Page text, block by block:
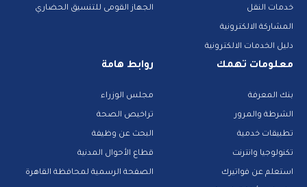
خدمات النقل
المشاركة الالكترونية
دليل الخدمات الالكترونية
الجهاز القومى للتنسيق الحضاري
معلومات تهمك
بنك المعرفة
الشرطة والمرور
تطبيقات خدمية
تكنولوجيا وانترنت
استعلم عن فواتيرك
روابط هامة
مجلس الوزراء
تراخيص الصحة
البحث عن وظيفة
قطاع الأحوال المدنية
الصفحة الرسمية لمحافظة القاهرة